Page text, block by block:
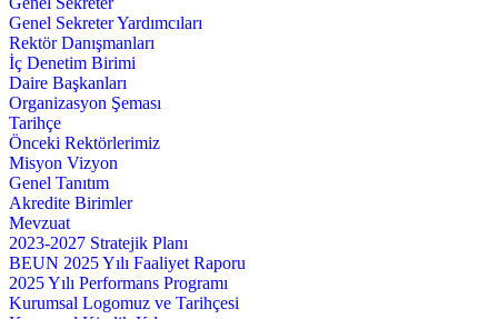
Genel Sekreter Yardımcıları
Rektör Danışmanları
İç Denetim Birimi
Daire Başkanları
Organizasyon Şeması
Tarihçe
Önceki Rektörlerimiz
Misyon Vizyon
Genel Tanıtım
Akredite Birimler
Mevzuat
2023-2027 Stratejik Planı
BEUN 2025 Yılı Faaliyet Raporu
2025 Yılı Performans Programı
Kurumsal Logomuz ve Tarihçesi